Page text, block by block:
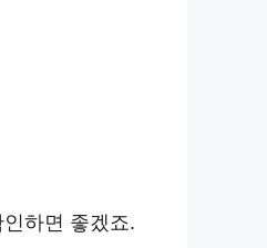
하면 좋겠죠.